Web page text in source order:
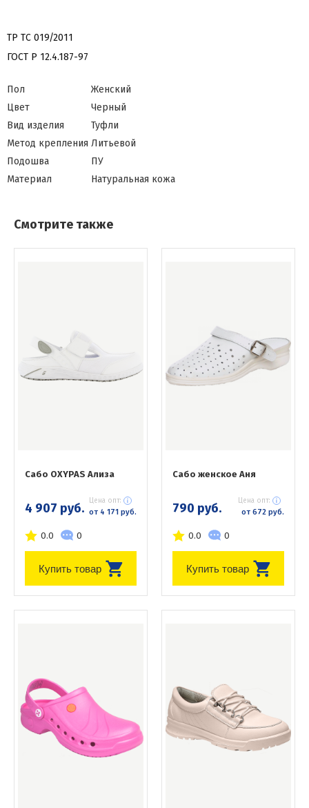
ТР ТС 019/2011
ГОСТ Р 12.4.187-97
Пол
Женский
Цвет
Черный
Вид изделия
Туфли
Метод крепления Литьевой
Подошва
ПУ
Материал
Натуральная кожа
Смотрите также
Сабо OXYPAS Ализа
4 907 руб. Цена опт:
от 4 171 руб.
0.0 0
Купить товар
Сабо женское Аня
790 руб. Цена опт:
от 672 руб.
0.0 0
Купить товар